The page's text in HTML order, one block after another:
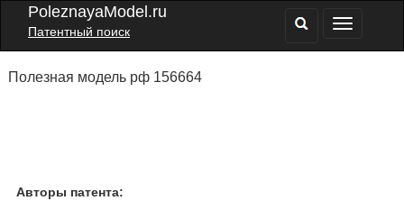
PoleznayaModel.ru
Патентный поиск
Полезная модель рф 156664
Авторы патента: